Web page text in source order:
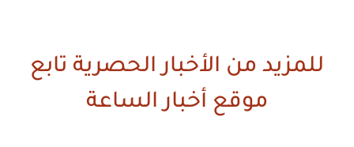
للمزيد من الأخبار الحصرية تابع
موقع أخبار الساعة